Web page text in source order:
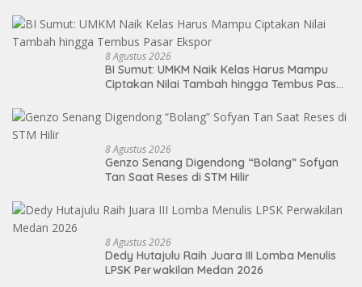
8 Agustus 2026
BI Sumut: UMKM Naik Kelas Harus Mampu
Ciptakan Nilai Tambah hingga Tembus Pasar
8 Agustus 2026
Genzo Senang Digendong “Bolang” Sofyan
Tan Saat Reses di STM Hilir
8 Agustus 2026
Dedy Hutajulu Raih Juara III Lomba Menulis
LPSK Perwakilan Medan 2026